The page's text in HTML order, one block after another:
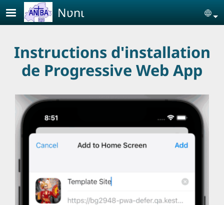
Aller au contenu principal
Nʋnɩ
Instructions d'installation
de Progressive Web App